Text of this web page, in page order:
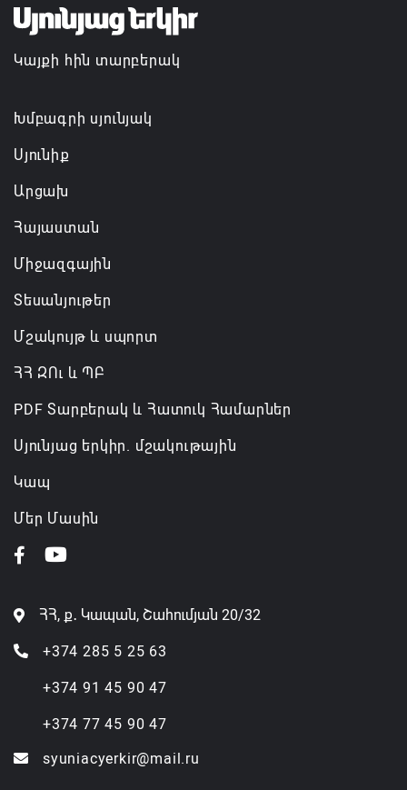
07.08.2026 16:55
Թուրքիան, Սաուդյան Արաբիան և Պակիստանը
Կայքի հին տարբերակ
Խմբագրի սյունյակ
Սյունիք
Արցախ
Հայաստան
Միջազգային
Տեսանյութեր
Մշակույթ և սպորտ
ՀՀ ԶՈւ և ՊԲ
PDF Տարբերակ և Հատուկ Համարներ
Սյունյաց երկիր. մշակութային
Կապ
Մեր Մասին
ՀՀ, ք․ Կապան, Շահումյան 20/32
+374 285 5 25 63
+374 91 45 90 47
+374 77 45 90 47
syuniacyerkir@mail.ru